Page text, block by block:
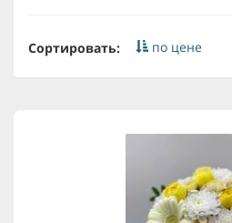
Сортировать: по цене